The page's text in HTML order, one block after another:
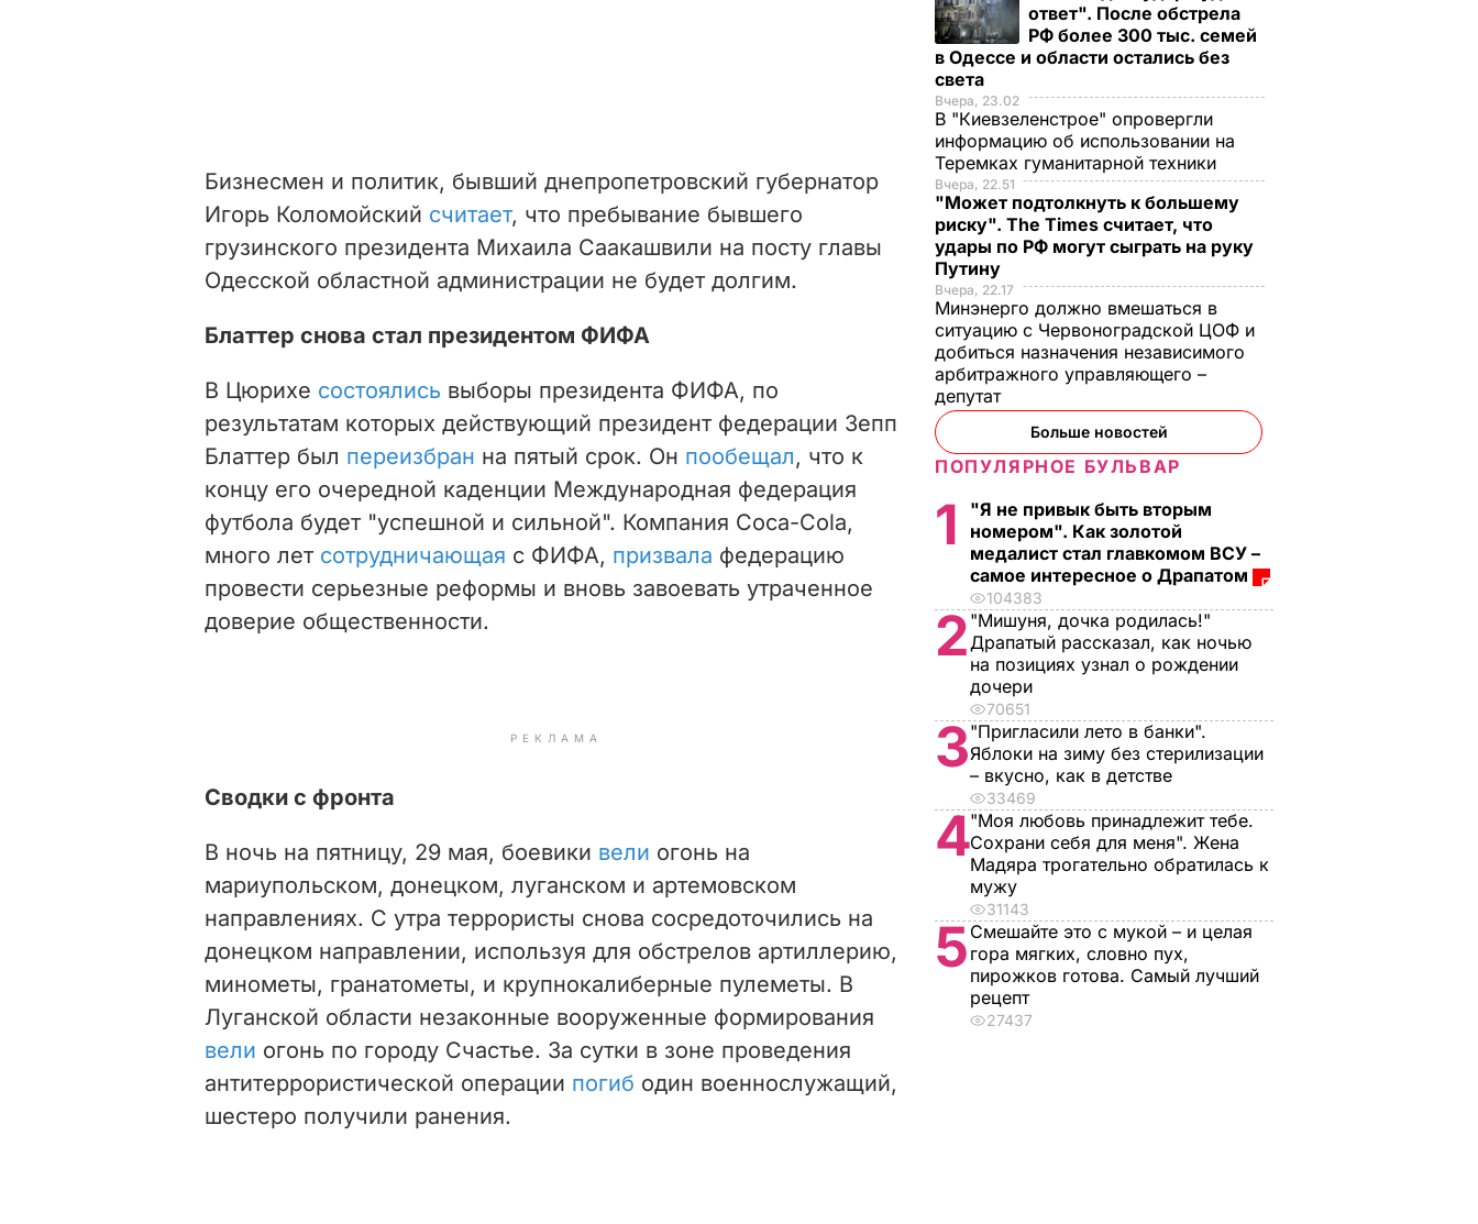
Бизнесмен и политик, бывший днепропетровский губернатор
Игорь Коломойский считает, что пребывание бывшего
грузинского президента Михаила Саакашвили на посту главы
Одесской областной администрации не будет долгим.
Блаттер снова стал президентом ФИФА
В Цюрихе состоялись выборы президента ФИФА, по
результатам которых действующий президент федерации Зепп
Блаттер был переизбран на пятый срок. Он пообещал, что к
концу его очередной каденции Международная федерация
футбола будет "успешной и сильной". Компания Coca-Cola,
много лет сотрудничающая с ФИФА, призвала федерацию
провести серьезные реформы и вновь завоевать утраченное
доверие общественности.
РЕКЛАМА
Сводки с фронта
В ночь на пятницу, 29 мая, боевики вели огонь на
мариупольском, донецком, луганском и артемовском
направлениях. С утра террористы снова сосредоточились на
донецком направлении, используя для обстрелов артиллерию,
минометы, гранатометы, и крупнокалиберные пулеметы. В
Луганской области незаконные вооруженные формирования
вели огонь по городу Счастье. За сутки в зоне проведения
антитеррористической операции погиб один военнослужащий,
шестеро получили ранения.
ответ". После обстрела
РФ более 300 тыс. семей
в Одессе и области остались без
света
Вчера, 23.02
В "Киевзеленстрое" опровергли
информацию об использовании на
Теремках гуманитарной техники
Вчера, 22.51
"Может подтолкнуть к большему
риску". The Times считает, что
удары по РФ могут сыграть на руку
Путину
Вчера, 22.17
Минэнерго должно вмешаться в
ситуацию с Червоноградской ЦОФ и
добиться назначения независимого
арбитражного управляющего –
депутат
Больше новостей
ПОПУЛЯРНОЕ БУЛЬВАР
1
"Я не привык быть вторым
номером". Как золотой
медалист стал главкомом ВСУ –
самое интересное о Драпатом
104383
2 "Мишуня, дочка родилась!"
Драпатый рассказал, как ночью
на позициях узнал о рождении
дочери
70651
3"Пригласили лето в банки".
Яблоки на зиму без стерилизации
– вкусно, как в детстве
33469
4"Моя любовь принадлежит тебе.
Сохрани себя для меня". Жена
Мадяра трогательно обратилась к
мужу
31143
5 Смешайте это с мукой – и целая
гора мягких, словно пух,
пирожков готова. Самый лучший
рецепт
27437